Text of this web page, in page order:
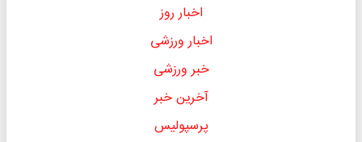
اخبار روز
اخبار ورزشی
خبر ورزشی
آخرین خبر
پرسپولیس